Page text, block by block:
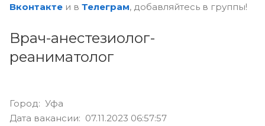
Вконтакте и в Телеграм, добавляйтесь в группы!
Врач-анестезиолог-
реаниматолог
Город: Уфа
Дата вакансии: 07.11.2023 06:57:57